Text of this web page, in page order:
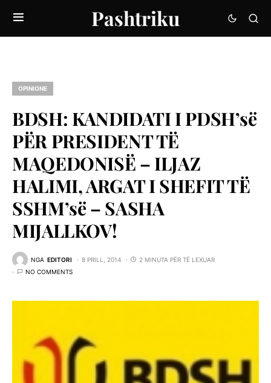
Pashtriku
OPINIONE
BDSH: KANDIDATI I PDSH’së
PËR PRESIDENT TË
MAQEDONISË – ILJAZ
HALIMI, ARGAT I SHEFIT TË
SSHM’së – SASHA
MIJALLKOV!
NGA EDITORI 8 PRILL, 2014
2 MINUTA PËR TË LEXUAR
NO COMMENTS